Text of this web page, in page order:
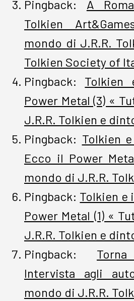
Pingback: A
Tolkien
mondo di J.R.R.
Tolkien Society of
Pingback:
Power Metal (3) «
J.R.R. Tolkien e
Pingback: Tolkien
Ecco il Power
mondo di J.R.R.
Pingback: Tolkien e
Power Metal (1) «
J.R.R. Tolkien e
Pingback:
Intervista agli
mondo di J.R.R.